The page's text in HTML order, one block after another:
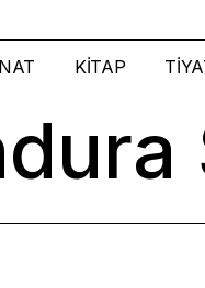
KITAP